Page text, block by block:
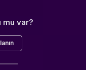
mu var?